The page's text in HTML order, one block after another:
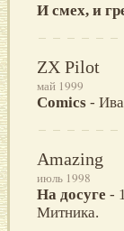
И смех, и
ZX Pilot
май 1999
Comics -
Amazing
июль 1998
На досуге -
Митника.